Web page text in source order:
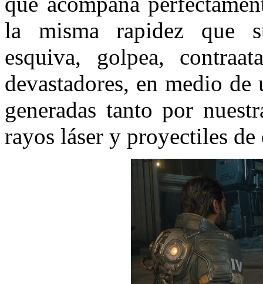
la misma rapidez que
esquiva, golpea,
devastadores, en medio
generadas tanto por
rayos láser y proyectiles